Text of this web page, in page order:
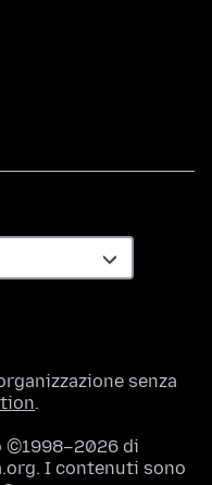
senza
.
©1998–2026 di
I contenuti sono